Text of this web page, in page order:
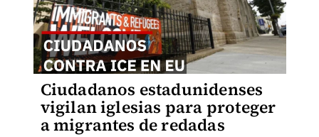
Ciudadanos estadunidenses
vigilan iglesias para proteger
a migrantes de redadas